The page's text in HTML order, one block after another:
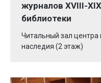
журналов XVIII-
библиотеки
Читальный зал центра
наследия (2 этаж)